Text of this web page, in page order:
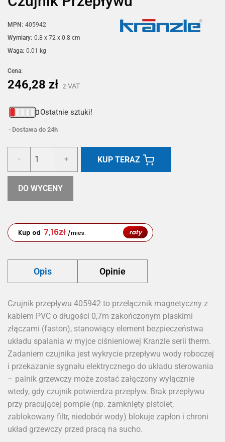
MPN: 405942
Wymiary: 0.8 x 72 x 0.8 cm
Waga: 0.01 kg
Cena:
246,28 zł z VAT
Ostatnie sztuki!
Dostawa do 24h
- + KUP TERAZ
DO WYCENY
Kup od 7,16zł /mies. raty
Opis Opinie
Czujnik przepływu 405942 to przełącznik magnetyczny z
kablem PVC o długości 0,7m zakończonym płaskimi
złączami (faston), stanowiący element bezpieczeństwa
układu spalania w myjce ciśnieniowej Kranzle serii therm.
Zadaniem czujnika jest wykrycie przepływu wody roboczej
i przekazanie sygnału elektrycznego do układu sterowania
– palnik grzewczy może zostać załączony wyłącznie
wtedy, gdy czujnik potwierdza przepływ. Brak przepływu
przy pracującej pompie (np. zamknięty pistolet,
zablokowany filtr, niedobór wody) blokuje zapłon i chroni
układ grzewczy przed pracą na sucho.